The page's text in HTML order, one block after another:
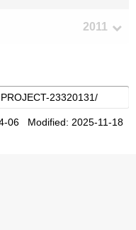
2011
06 Modified: 2025-11-18